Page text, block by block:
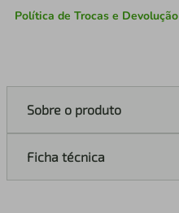
Política de Trocas e Devolução
Sobre o produto
Ficha técnica